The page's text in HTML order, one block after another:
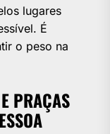
lugares
É
o peso na
PRAÇAS